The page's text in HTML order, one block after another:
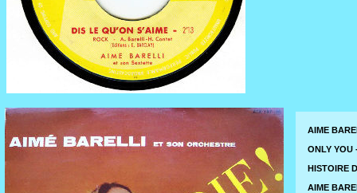
AIME
ONLY YOU
HISTOIRE
AIME